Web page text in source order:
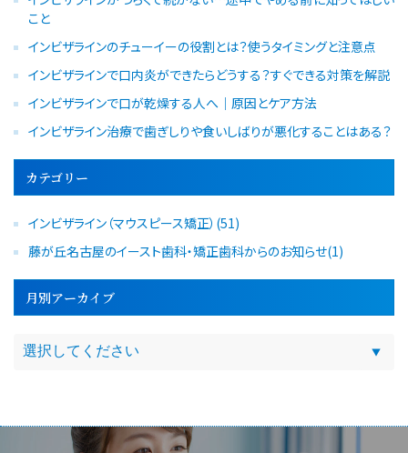
こと
インビザラインのチューイーの役割とは？使うタイミングと注意点
インビザラインで口内炎ができたらどうする？すぐできる対策を解説
インビザラインで口が乾燥する人へ｜原因とケア方法
インビザライン治療で歯ぎしりや食いしばりが悪化することはある？
カテゴリー
インビザライン（マウスピース矯正）(51)
藤が丘名古屋のイースト歯科・矯正歯科からのお知らせ(1)
月別アーカイブ